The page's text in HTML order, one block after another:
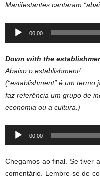
Manifestantes cantaram “
Audio
00:00
Down with the
Abaixo o establishment!
(“establishment” é um
faz referência um grupo de
economia ou a cultura.)
Audio
00:00
Chegamos ao final. Se tiver
comentário. Lembre-se de